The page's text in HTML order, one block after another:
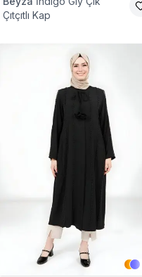
Çıtçıtlı Kap